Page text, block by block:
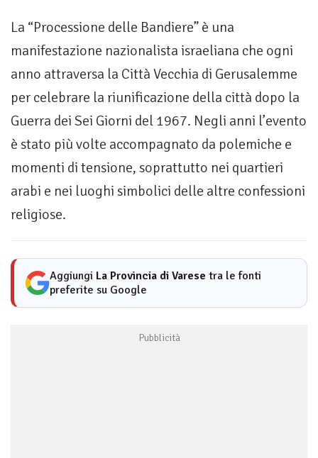
La “Processione delle Bandiere” è una
manifestazione nazionalista israeliana che ogni
anno attraversa la Città Vecchia di Gerusalemme
per celebrare la riunificazione della città dopo la
Guerra dei Sei Giorni del 1967. Negli anni l’evento
è stato più volte accompagnato da polemiche e
momenti di tensione, soprattutto nei quartieri
arabi e nei luoghi simbolici delle altre confessioni
religiose.
Aggiungi La Provincia di Varese tra le fonti
preferite su Google